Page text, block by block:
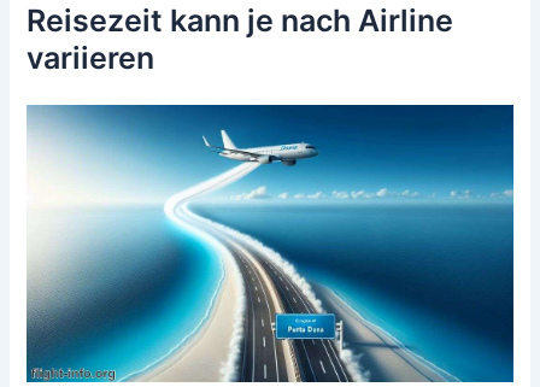
Reisezeit kann je nach Airline
variieren